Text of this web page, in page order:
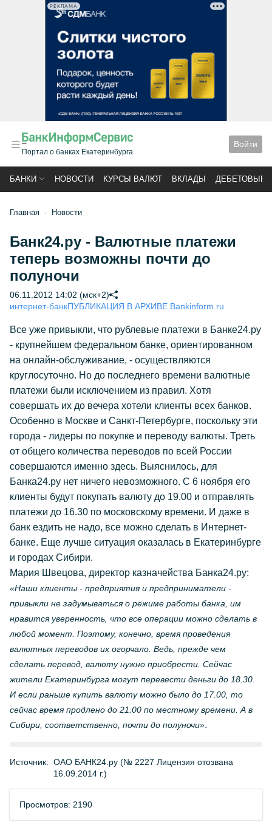
РЕКЛАМА
Портал о банках Екатеринбурга
Войти
БАНКИ НОВОСТИ КУРСЫ ВАЛЮТ ВКЛАДЫ ДЕБЕТОВЫЕ
Главная Новости
Банк24.ру - Валютные платежи
теперь возможны почти до
полуночи
06.11.2012 14:02 (мск+2)
интернет-банкПУБЛИКАЦИЯ В АРХИВЕ Bankinform.ru
Все уже привыкли, что рублевые платежи в Банке24.ру
- крупнейшем федеральном банке, ориентированном
на онлайн-обслуживание, - осуществляются
круглосуточно. Но до последнего времени валютные
платежи были исключением из правил. Хотя
совершать их до вечера хотели клиенты всех банков.
Особенно в Москве и Санкт-Петербурге, поскольку эти
города - лидеры по покупке и переводу валюты. Треть
от общего количества переводов по всей России
совершаются именно здесь. Выяснилось, для
Банка24.ру нет ничего невозможного. С 6 ноября его
клиенты будут покупать валюту до 19.00 и отправлять
платежи до 16.30 по московскому времени. И даже в
банк ездить не надо, все можно сделать в Интернет-
банке. Еще лучше ситуация оказалась в Екатеринбурге
и городах Сибири.
Мария Швецова, директор казначейства Банка24.ру:
«Наши клиенты - предприятия и предприниматели -
привыкли не задумываться о режиме работы банка, им
нравится уверенность, что все операции можно сделать в
любой момент. Поэтому, конечно, время проведения
валютных переводов их огорчало. Ведь, прежде чем
сделать перевод, валюту нужно приобрести. Сейчас
жители Екатеринбурга могут перевести деньги до 18.30.
И если раньше купить валюту можно было до 17.00, то
сейчас время продлено до 21.00 по местному времени. А в
Сибири, соответственно, почти до полуночи».
Источник: ОАО БАНК24.ру (№ 2227 Лицензия отозвана
16.09.2014 г.)
Просмотров: 2190